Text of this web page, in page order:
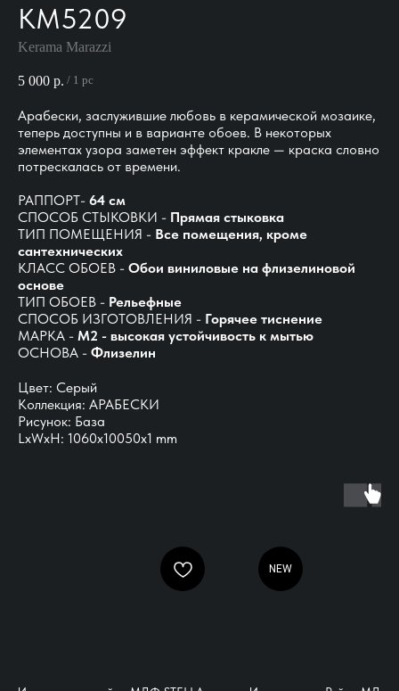
KM5209
Kerama Marazzi
5 000 р. / 1 pc
Арабески, заслужившие любовь в керамической мозаике,
теперь доступны и в варианте обоев. В некоторых
элементах узора заметен эффект кракле — краска словно
потрескалась от времени.
РАППОРТ- 64 см
СПОСОБ СТЫКОВКИ - Прямая стыковка
ТИП ПОМЕЩЕНИЯ - Все помещения, кроме
сантехнических
КЛАСС ОБОЕВ - Обои виниловые на флизелиновой
основе
ТИП ОБОЕВ - Рельефные
СПОСОБ ИЗГОТОВЛЕНИЯ - Горячее тиснение
МАРКА - М2 - высокая устойчивость к мытью
ОСНОВА - Флизелин
Цвет: Серый
Коллекция: АРАБЕСКИ
Рисунок: База
LxWxH: 1060x10050x1 mm
NEW